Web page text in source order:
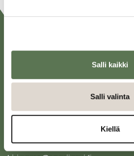
Salli kaikki
Salli valinta
Kiellä
Saarijärven kaupunki